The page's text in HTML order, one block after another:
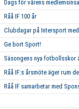
Dags för vårens
Råå IF 100 år
Clubdagar på Intersport
Ge bort Sport!
Säsongens nya fotbollsskor
Råå IF:s årsmöte äger rum
Råå IF samarbetar med